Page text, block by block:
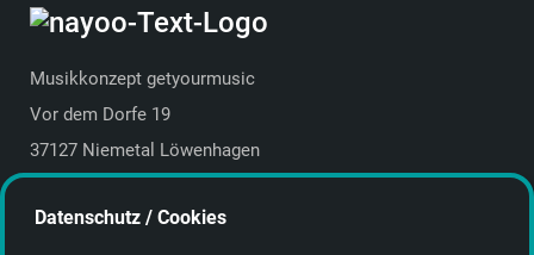
Musikkonzept getyourmusic
Vor dem Dorfe 19
37127 Niemetal Löwenhagen
E-Mail:info@getyourmusic.de
Datenschutz / Cookies